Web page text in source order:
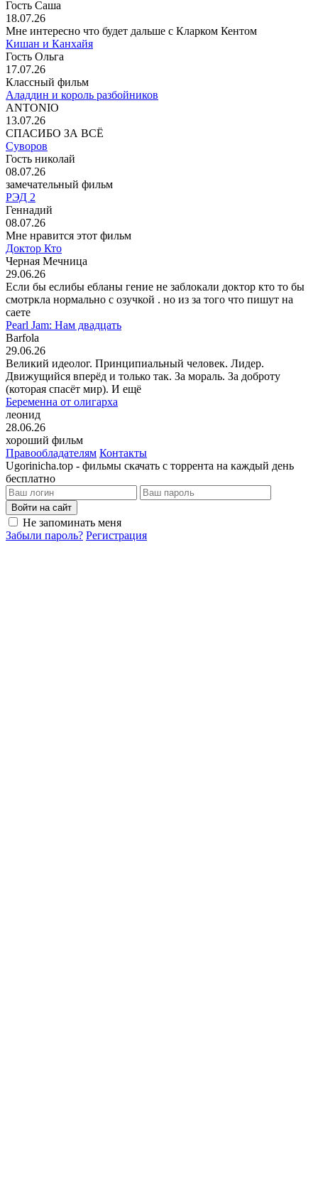
Гость Саша
18.07.26
Мне интересно что будет дальше с Кларком Кентом
Кишан и Канхайя
Гость Ольга
17.07.26
Классный фильм
Аладдин и король разбойников
ANTONIO
13.07.26
СПАСИБО ЗА ВСЁ
Суворов
Гость николай
08.07.26
замечательный фильм
РЭД 2
Геннадий
08.07.26
Мне нравится этот фильм
Доктор Кто
Черная Мечница
29.06.26
Если бы еслибы ебланы гение не заблокали доктор кто то бы
смотркла нормально с озучкой . но из за того что пишут на
саете
Pearl Jam: Нам двадцать
Barfola
29.06.26
Великий идеолог. Принципиальный человек. Лидер.
Движущийся вперёд и только так. За мораль. За доброту
(которая спасёт мир). И ещё
Беременна от олигарха
леонид
28.06.26
хороший фильм
Правообладателям Контакты
Ugorinicha.top - фильмы скачать с торрента на каждый день
бесплатно
Войти на сайт
Не запоминать меня
Забыли пароль? Регистрация